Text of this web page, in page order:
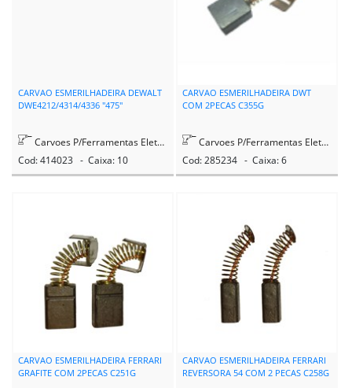
CARVAO ESMERILHADEIRA DEWALT
DWE4212/4314/4336 "475"
Carvoes P/Ferramentas Eletricas
Cod: 414023 - Caixa: 10
CARVAO ESMERILHADEIRA DWT
COM 2PECAS C355G
Carvoes P/Ferramentas Eletricas
Cod: 285234 - Caixa: 6
CARVAO ESMERILHADEIRA FERRARI
GRAFITE COM 2PECAS C251G
CARVAO ESMERILHADEIRA FERRARI
REVERSORA 54 COM 2 PECAS C258G